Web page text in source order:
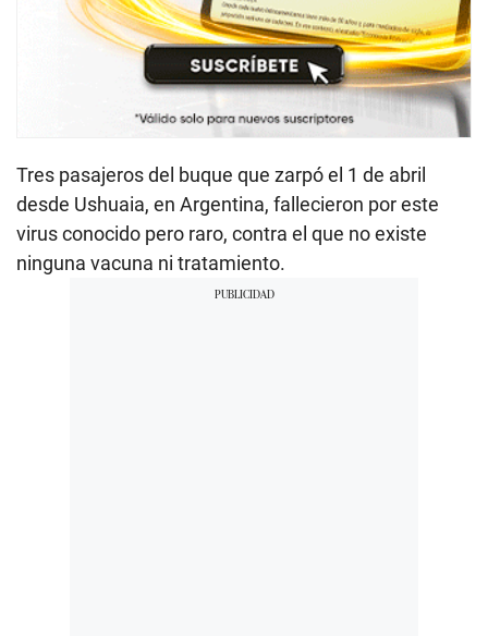
Tres pasajeros del buque que zarpó el 1 de abril
desde Ushuaia, en Argentina, fallecieron por este
virus conocido pero raro, contra el que no existe
ninguna vacuna ni tratamiento.